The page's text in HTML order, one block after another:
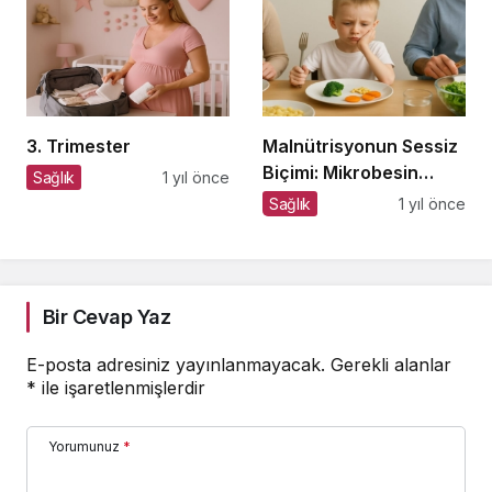
3. Trimester
Sağlık 1 yıl önce
Malnütrisyonun Sessiz
Biçimi: Mikrobesin
Eksikliklerinin
Sağlık 1 yıl önce
Bir Cevap Yaz
E-posta adresiniz yayınlanmayacak. Gerekli alanlar
* ile işaretlenmişlerdir
Yorumunuz *